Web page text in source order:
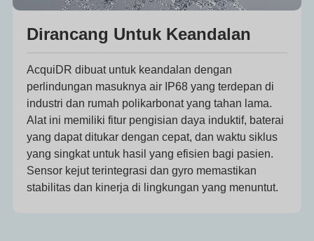
Dirancang Untuk Keandalan
AcquiDR dibuat untuk keandalan dengan
perlindungan masuknya air IP68 yang terdepan di
industri dan rumah polikarbonat yang tahan lama.
Alat ini memiliki fitur pengisian daya induktif, baterai
yang dapat ditukar dengan cepat, dan waktu siklus
yang singkat untuk hasil yang efisien bagi pasien.
Sensor kejut terintegrasi dan gyro memastikan
stabilitas dan kinerja di lingkungan yang menuntut.